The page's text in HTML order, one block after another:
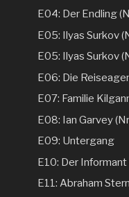
E04: Der Endling
E05: Ilyas Surkov
E05: Ilyas Surkov
E06: Die
E07: Familie
E08: Ian Garvey
E09: Untergang
E10: Der Informant
E11: Abraham